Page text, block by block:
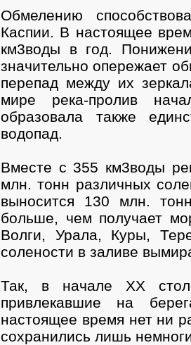
Обмелению
Каспии. В настоящее
км3воды в год.
значительно опережает
перепад между их
мире река-пролив
образовала также
водопад.
Вместе с 355 км3воды
млн. тонн различных
выносится 130 млн.
больше, чем получает
Волги, Урала, Куры,
солености в заливе
Так, в начале XX
привлекавшие на
настоящее время нет ни
сохранились лишь